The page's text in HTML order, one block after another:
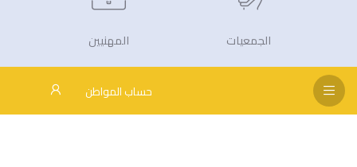
المهنيين الجمعيات
حساب المواطن